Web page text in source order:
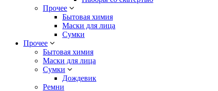
Прочее
Бытовая химия
Маски для лица
Сумки
Прочее
Бытовая химия
Маски для лица
Сумки
Дождевик
Ремни